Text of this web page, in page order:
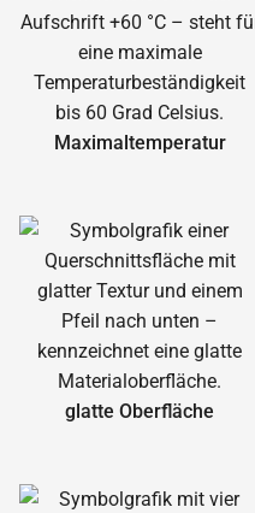
Maximal­temperatur
glatte Oberfläche